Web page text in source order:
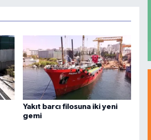
Yakıt barcı filosuna iki yeni
gemi